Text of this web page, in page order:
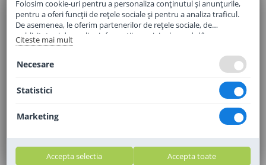
Email:office@elaptepraf.ro
Telefon:0745-964-449
Adresa:Sos. Borsului, Nr. 20, Oradea, Jud. Bihor
Folosim cookie-uri pentru a personaliza conținutul și anunțurile,
pentru a oferi funcții de rețele sociale și pentru a analiza traficul.
De asemenea, le oferim partenerilor de rețele sociale, de
publicitate și de analize informații cu privire la modul în care
folosiți site-ul nostru. Aceștia le pot combina cu alte informații
Citeste mai mult
Necesare
Statistici
Marketing
Accepta selectia Accepta toate